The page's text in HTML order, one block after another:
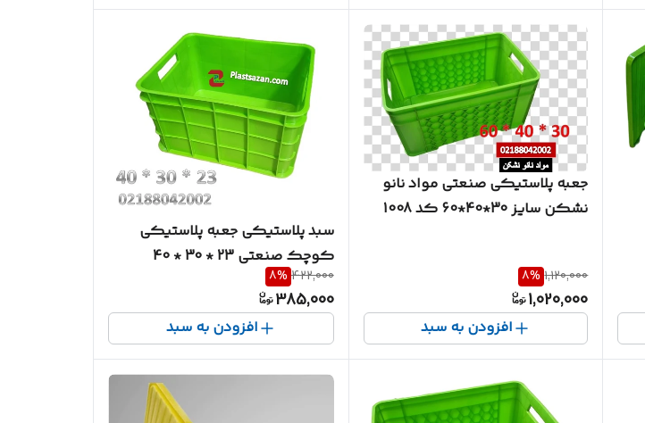
جعبه پلاستیکی صنعتی مواد نانو
نشکن سایز 30*40*60 کد 1008
1,120,000
8%
1,020,000
افزودن به سبد
سبد پلاستیکی جعبه پلاستیکی
کوچک صنعتی 23 * 30 * 40
422,000
8%
385,000
افزودن به سبد